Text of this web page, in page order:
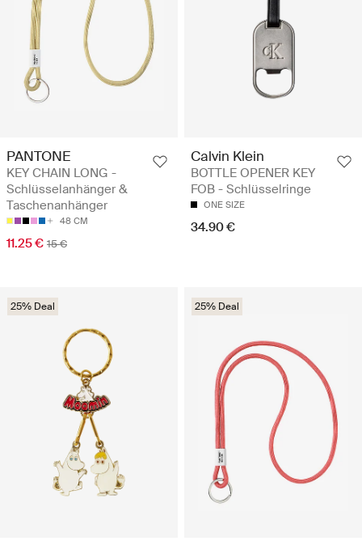
PANTONE
KEY CHAIN LONG -
Schlüsselanhänger &
Taschenanhänger
48 CM
11.25 € 15 €
Calvin Klein
BOTTLE OPENER KEY
FOB - Schlüsselringe
ONE SIZE
34.90 €
25% Deal 25% Deal